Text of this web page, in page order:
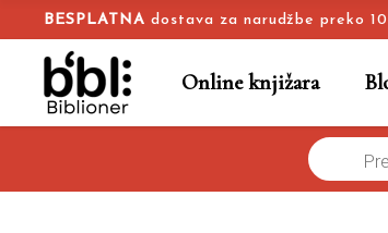
BESPLATNA dostava za narudžbe preko
Online knjižara
imati hrabrosti ne
Products
search